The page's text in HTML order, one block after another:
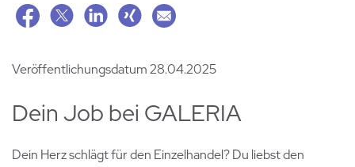
Veröffentlichungsdatum 28.04.2025
Dein Job bei GALERIA
Dein Herz schlägt für den Einzelhandel? Du liebst den